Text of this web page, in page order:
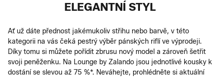
ELEGANTNÍ STYL
Ať už dáte přednost jakémukoliv střihu nebo barvě, v této
kategorii na vás čeká pestrý výběr pánských riflí ve výprodeji.
Díky tomu si můžete pořídit zbrusu nový model a zároveň šetřit
svoji peněženku. Na Lounge by Zalando jsou jednotlivé kousky k
dostání se slevou až 75 %*. Neváhejte, prohlédněte si aktuální